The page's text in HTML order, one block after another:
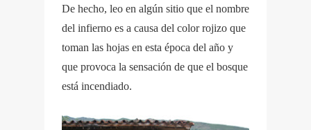
De hecho, leo en algún sitio que el nombre
del infierno es a causa del color rojizo que
toman las hojas en esta época del año y
que provoca la sensación de que el bosque
está incendiado.